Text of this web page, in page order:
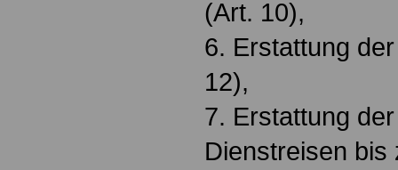
(Art. 10),
6. Erstattung
12),
7. Erstattung
Dienstreisen